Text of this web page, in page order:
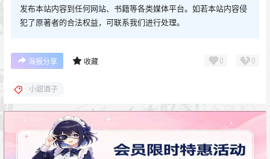
发布本站内容到任何网站、书籍等各类媒体平台。如若本站内容侵
犯了原著者的合法权益，可联系我们进行处理。
海报分享 收藏 0 0
小甜酒子